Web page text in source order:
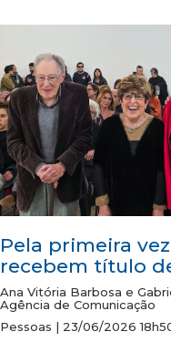
Pela primeira
recebem título
Ana Vitória Barbosa e
Agência de Comunicação
Pessoas | 23/06/2026